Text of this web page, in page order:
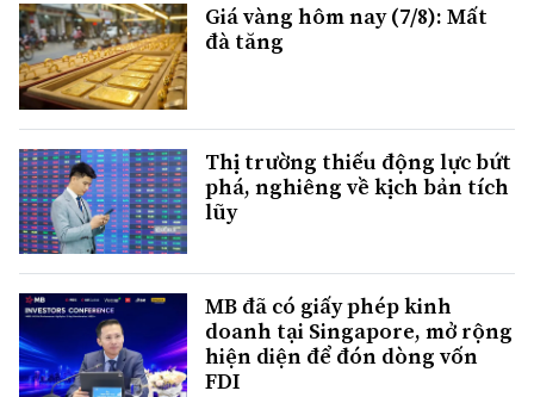
Giá vàng hôm nay (7/8): Mất
đà tăng
Thị trường thiếu động lực bứt
phá, nghiêng về kịch bản tích
lũy
MB đã có giấy phép kinh
doanh tại Singapore, mở rộng
hiện diện để đón dòng vốn
FDI